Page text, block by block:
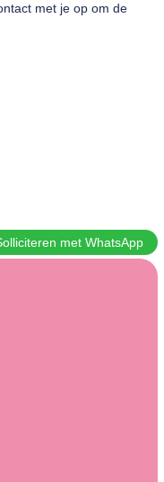
met je op om de
met WhatsApp